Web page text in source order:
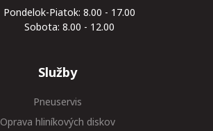
Pondelok-Piatok: 8.00 - 17.00
Sobota: 8.00 - 12.00
Služby
Pneuservis
Oprava hliníkových diskov